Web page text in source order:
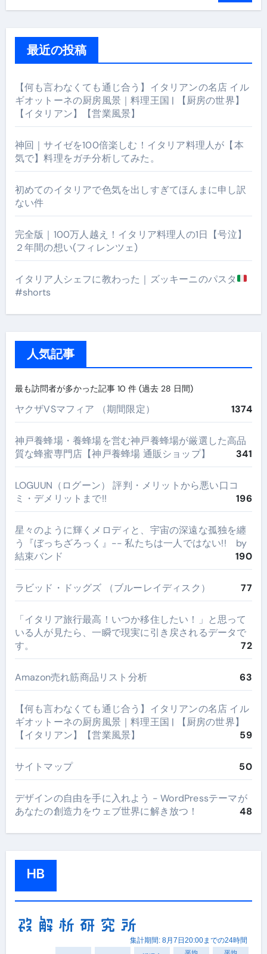
最近の投稿
【何も言わなくても通じ合う】イタリアンの名店 イル
ギオットーネの厨房風景｜料理王国 | 【厨房の世界】
【イタリアン】【営業風景】
神回｜サイゼを100倍楽しむ！イタリア料理人が【本
気で】料理をガチ分析してみた。
初めてのイタリアで色気を出しすぎてほんまに申し訳
ない件
完全版｜100万人越え！イタリア料理人の1日【号泣】
２年間の想い(フィレンツェ)
イタリア人シェフに教わった｜ズッキーニのパスタ
#shorts
人気記事
最も訪問者が多かった記事 10 件 (過去 28 日間)
ヤクザVSマフィア （期間限定） 1374
神戸養蜂場・養蜂場を営む神戸養蜂場が厳選した高品
質な蜂蜜専門店【神戸養蜂場 通販ショップ】
341
LOGUUN（ログーン） 評判・メリットから悪い口コ
ミ・デメリットまで!!
196
星々のように輝くメロディと、宇宙の深遠な孤独を纏
う『ぼっちざろっく』-- 私たちは一人ではない!! by
結束バンド
190
ラビッド・ドッグズ （ブルーレイディスク） 77
​「イタリア旅行最高！いつか移住したい！」と思って
いる人が見たら、一瞬で現実に引き戻されるデータで
す。
72
Amazon売れ筋商品リスト分析 63
【何も言わなくても通じ合う】イタリアンの名店 イル
ギオットーネの厨房風景｜料理王国 | 【厨房の世界】
【イタリアン】【営業風景】
59
サイトマップ 50
デザインの自由を手に入れよう - WordPressテーマが
あなたの創造力をウェブ世界に解き放つ！
48
HB